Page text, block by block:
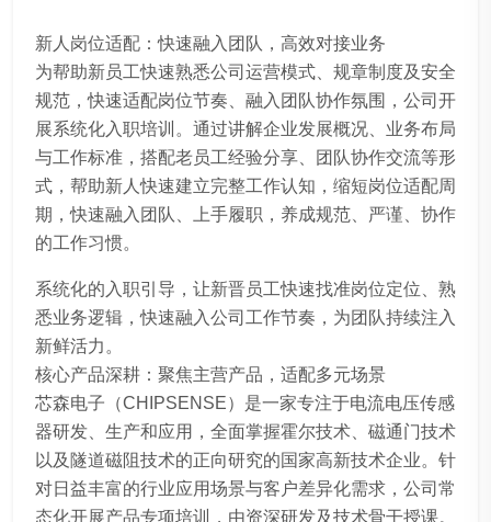
新人岗位适配：快速融入团队，高效对接业务
为帮助新员工快速熟悉公司运营模式、规章制度及安全
规范，快速适配岗位节奏、融入团队协作氛围，公司开
展系统化入职培训。通过讲解企业发展概况、业务布局
与工作标准，搭配老员工经验分享、团队协作交流等形
式，帮助新人快速建立完整工作认知，缩短岗位适配周
期，快速融入团队、上手履职，养成规范、严谨、协作
的工作习惯。
系统化的入职引导，让新晋员工快速找准岗位定位、熟
悉业务逻辑，快速融入公司工作节奏，为团队持续注入
新鲜活力。
核心产品深耕：聚焦主营产品，适配多元场景
芯森电子（CHIPSENSE）是一家专注于电流电压传感
器研发、生产和应用，全面掌握霍尔技术、磁通门技术
以及隧道磁阻技术的正向研究的国家高新技术企业。针
对日益丰富的行业应用场景与客户差异化需求，公司常
态化开展产品专项培训，由资深研发及技术骨干授课。